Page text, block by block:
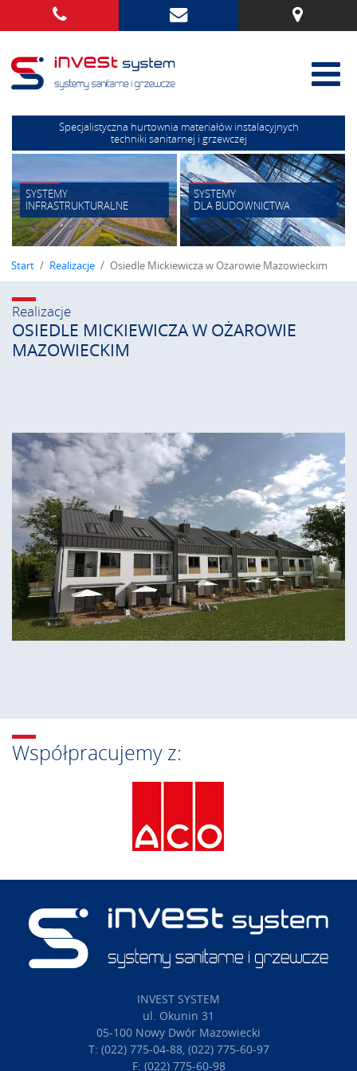
Specjalistyczna hurtownia materiałów instalacyjnych
techniki sanitarnej i grzewczej
SYSTEMY
INFRASTRUKTURALNE
SYSTEMY
DLA BUDOWNICTWA
Start Realizacje Osiedle Mickiewicza w Ożarowie Mazowieckim
Realizacje
OSIEDLE MICKIEWICZA W OŻAROWIE
MAZOWIECKIM
Współpracujemy z:
INVEST SYSTEM
ul. Okunin 31
05-100 Nowy Dwór Mazowiecki
T: (022) 775-04-88, (022) 775-60-97
F: (022) 775-60-98